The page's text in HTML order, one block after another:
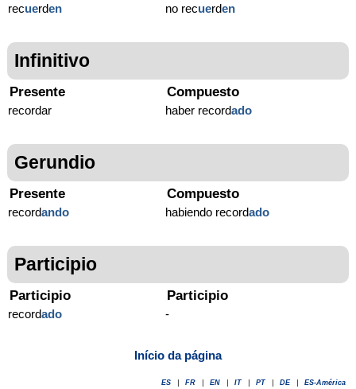
recuerden
no recuerden
Infinitivo
Presente
recordar
Compuesto
haber recordado
Gerundio
Presente
recordando
Compuesto
habiendo recordado
Participio
Participio
recordado
Participio
-
Início da página
ES FR EN IT PT DE ES-América